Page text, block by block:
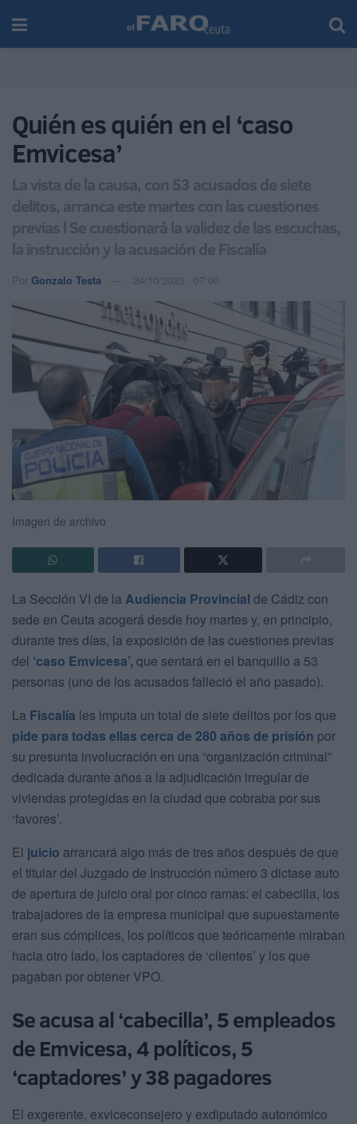
Quién es quién en el ‘caso
Emvicesa’
La vista de la causa, con 53 acusados de siete
delitos, arranca este martes con las cuestiones
previas l Se cuestionará la validez de las escuchas,
la instrucción y la acusación de Fiscalía
Por Gonzalo Testa 24/10/2023 - 07:06
Imagen de archivo
La Sección VI de la Audiencia Provincial de Cádiz con
sede en Ceuta acogerá desde hoy martes y, en principio,
durante tres días, la exposición de las cuestiones previas
del ‘caso Emvicesa’,que sentará en el banquillo a 53
personas (uno de los acusados falleció el año pasado).
La Fiscalía les imputa un total de siete delitos por los que
pide para todas ellas cerca de 280 años de prisión por
su presunta involucración en una “organización criminal”
dedicada durante años a la adjudicación irregular de
viviendas protegidas en la ciudad que cobraba por sus
‘favores’.
El juicio arrancará algo más de tres años después de que
el titular del Juzgado de Instrucción número 3 dictase auto
de apertura de juicio oral por cinco ramas: el cabecilla, los
trabajadores de la empresa municipal que supuestamente
eran sus cómplices, los políticos que teóricamente miraban
hacia otro lado, los captadores de ‘clientes’ y los que
pagaban por obtener VPO.
Se acusa al ‘cabecilla’, 5 empleados
de Emvicesa, 4 políticos, 5
‘captadores’ y 38 pagadores
El exgerente, exviceconsejero y exdiputado autonómico